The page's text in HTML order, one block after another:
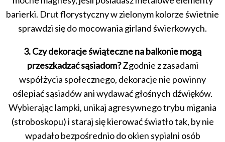
barierki. Drut florystyczny w zielonym kolorze świetnie
sprawdzi się do mocowania girland świerkowych.
3. Czy dekoracje świąteczne na balkonie mogą
przeszkadzać sąsiadom?Zgodnie z zasadami
współżycia społecznego, dekoracje nie powinny
oślepiać sąsiadów ani wydawać głośnych dźwięków.
Wybierając lampki, unikaj agresywnego trybu migania
(stroboskopu) i staraj się kierować światło tak, by nie
wpadało bezpośrednio do okien sypialni osób